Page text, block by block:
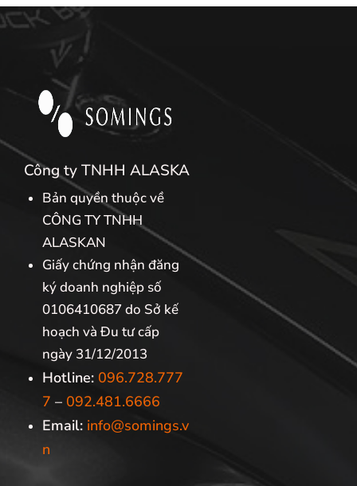
Công ty TNHH ALASKA
Bản quyền thuộc về
CÔNG TY TNHH
ALASKAN
Giấy chứng nhận đăng
ký doanh nghiệp số
0106410687 do Sở kế
hoạch và Đu tư cấp
ngày 31/12/2013
Hotline: 096.728.777
7 – 092.481.6666
Email: info@somings.v
n